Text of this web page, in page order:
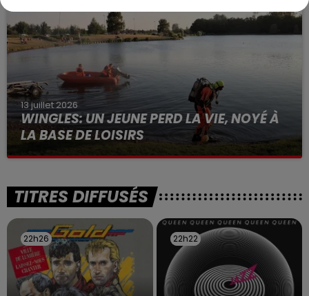
13 juillet 2026
WINGLES: UN JEUNE PERD LA VIE, NOYÉ À
LA BASE DE LOISIRS
La victime a coulé à pic
TITRES DIFFUSÉS
22h26
22h26 22h22
22h22